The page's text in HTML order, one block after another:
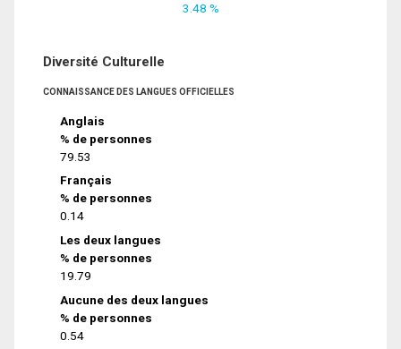
3.48 %
Diversité Culturelle
CONNAISSANCE DES LANGUES OFFICIELLES
Anglais
% de personnes
79.53
Français
% de personnes
0.14
Les deux langues
% de personnes
19.79
Aucune des deux langues
% de personnes
0.54